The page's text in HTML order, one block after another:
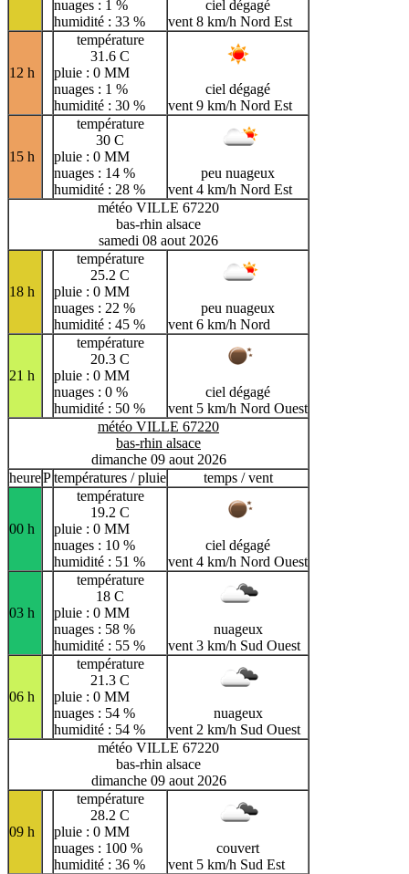
nuages : 1 %
humidité : 33 %
ciel dégagé
vent 8 km/h Nord Est
12 h
température
31.6 C
pluie : 0 MM
nuages : 1 %
humidité : 30 %
ciel dégagé
vent 9 km/h Nord Est
15 h
température
30 C
pluie : 0 MM
nuages : 14 %
humidité : 28 %
peu nuageux
vent 4 km/h Nord Est
météo VILLE 67220
bas-rhin alsace
samedi 08 aout 2026
18 h
température
25.2 C
pluie : 0 MM
nuages : 22 %
humidité : 45 %
peu nuageux
vent 6 km/h Nord
21 h
température
20.3 C
pluie : 0 MM
nuages : 0 %
humidité : 50 %
ciel dégagé
vent 5 km/h Nord Ouest
météo VILLE 67220
bas-rhin alsace
dimanche 09 aout 2026
heurePtempératures / pluie temps / vent
00 h
température
19.2 C
pluie : 0 MM
nuages : 10 %
humidité : 51 %
ciel dégagé
vent 4 km/h Nord Ouest
03 h
température
18 C
pluie : 0 MM
nuages : 58 %
humidité : 55 %
nuageux
vent 3 km/h Sud Ouest
06 h
température
21.3 C
pluie : 0 MM
nuages : 54 %
humidité : 54 %
nuageux
vent 2 km/h Sud Ouest
météo VILLE 67220
bas-rhin alsace
dimanche 09 aout 2026
09 h
température
28.2 C
pluie : 0 MM
nuages : 100 %
humidité : 36 %
couvert
vent 5 km/h Sud Est